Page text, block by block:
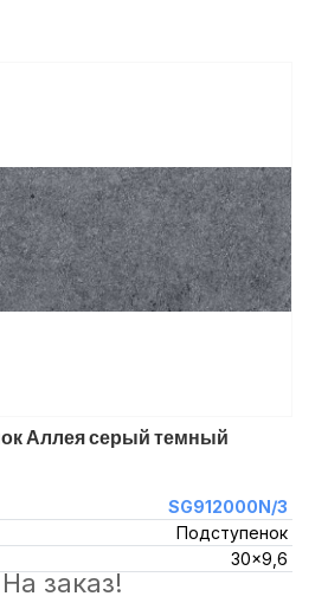
Аллея серый темный
SG912000N/3
Подступенок
30x9,6
На заказ!